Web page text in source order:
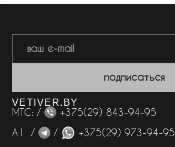
подписаться
VETIVER.BY
МТС: /
+375(29) 843-94-95
А1 /
/
+375(29) 973-94-95